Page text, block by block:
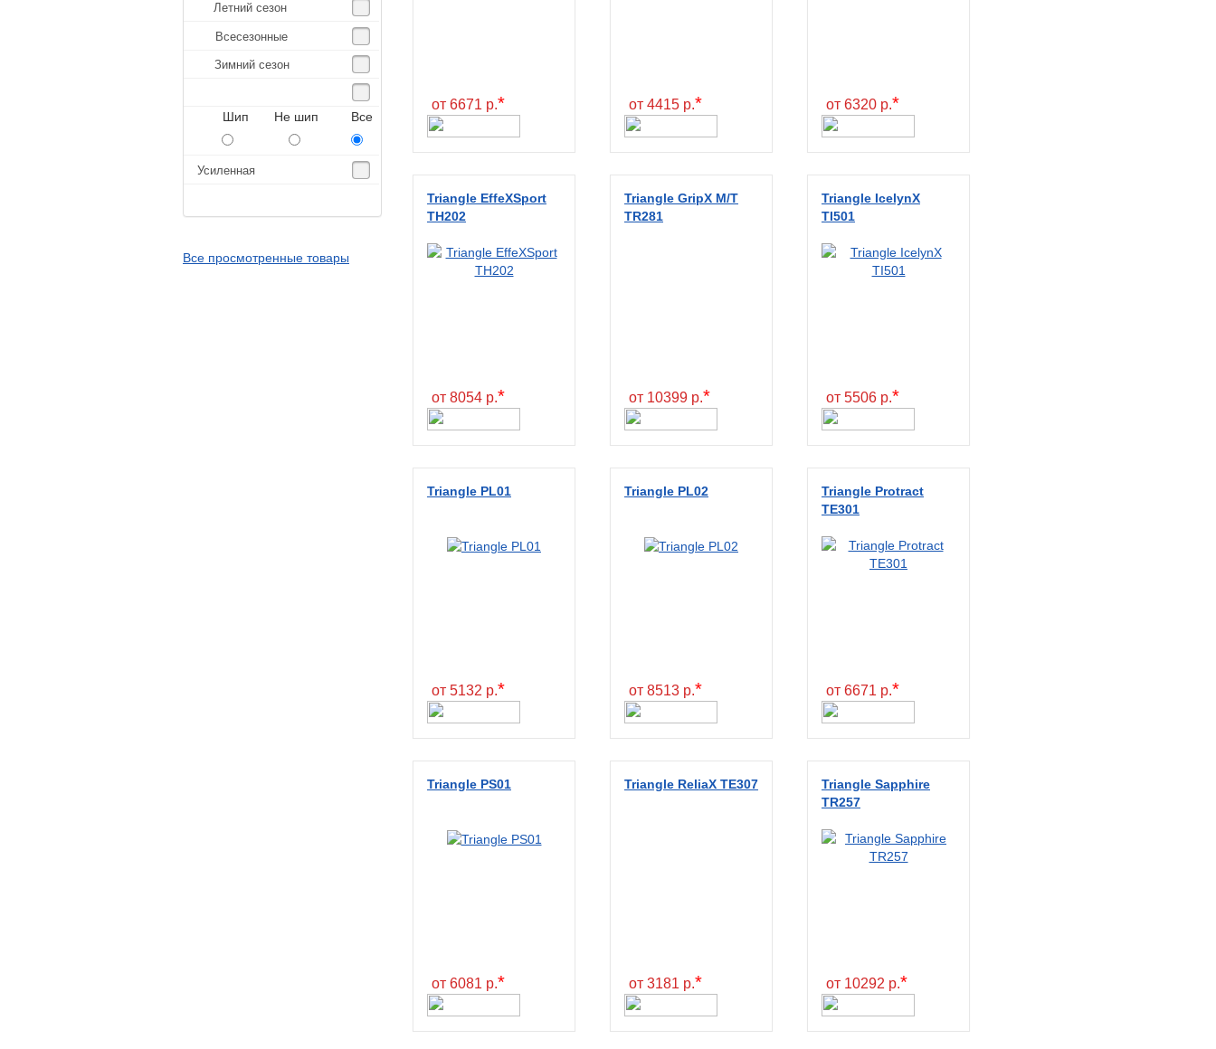
Amberstone
Amtel
Anjie
Aplus
Летний сезон
Всесезонные
Зимний сезон
Шип Не шип Все
Усиленная
Все просмотренные товары
от 6671 р.* от 4415 р.* от 6320 р.*
Triangle EffeXSport
TH202
от 8054 р.*
Triangle GripX M/T
TR281
от 10399 р.*
Triangle IcelynX
TI501
от 5506 р.*
Triangle PL01
от 5132 р.*
Triangle PL02
от 8513 р.*
Triangle Protract
TE301
от 6671 р.*
Triangle PS01
от 6081 р.*
Triangle ReliaX TE307
от 3181 р.*
Triangle Sapphire
TR257
от 10292 р.*